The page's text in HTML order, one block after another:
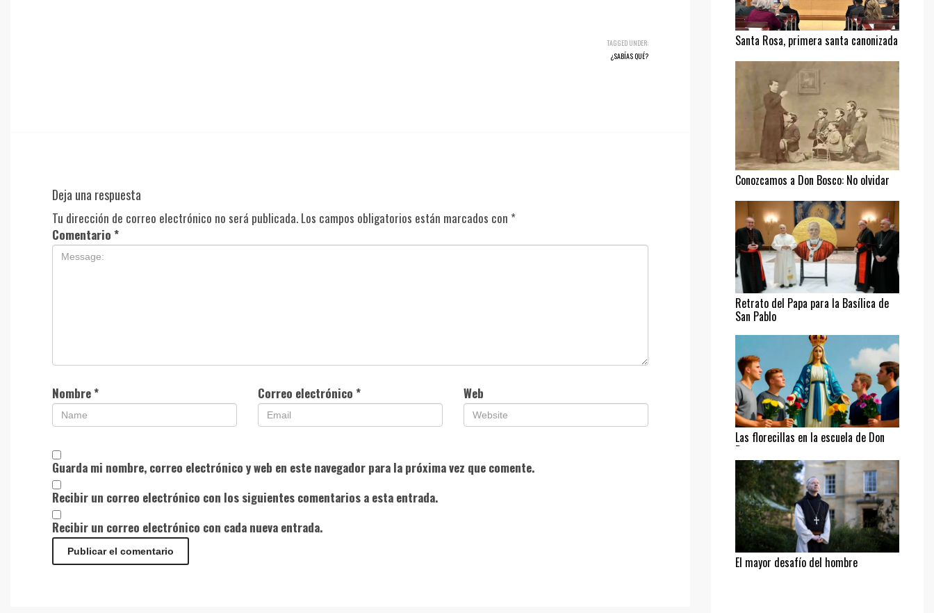
TAGGED UNDER:
¿SABÍAS QUÉ?
Deja una respuesta
Tu dirección de correo electrónico no será publicada. Los campos obligatorios están marcados con *
Comentario *
Nombre* Correo electrónico * Web
Guarda mi nombre, correo electrónico y web en este navegador para la próxima vez que comente.
Recibir un correo electrónico con los siguientes comentarios a esta entrada.
Recibir un correo electrónico con cada nueva entrada.
Santa Rosa, primera santa canonizada
Conozcamos a Don Bosco: No olvidar
Retrato del Papa para la Basílica de
San Pablo
Las florecillas en la escuela de Don
Bosco
El mayor desafío del hombre